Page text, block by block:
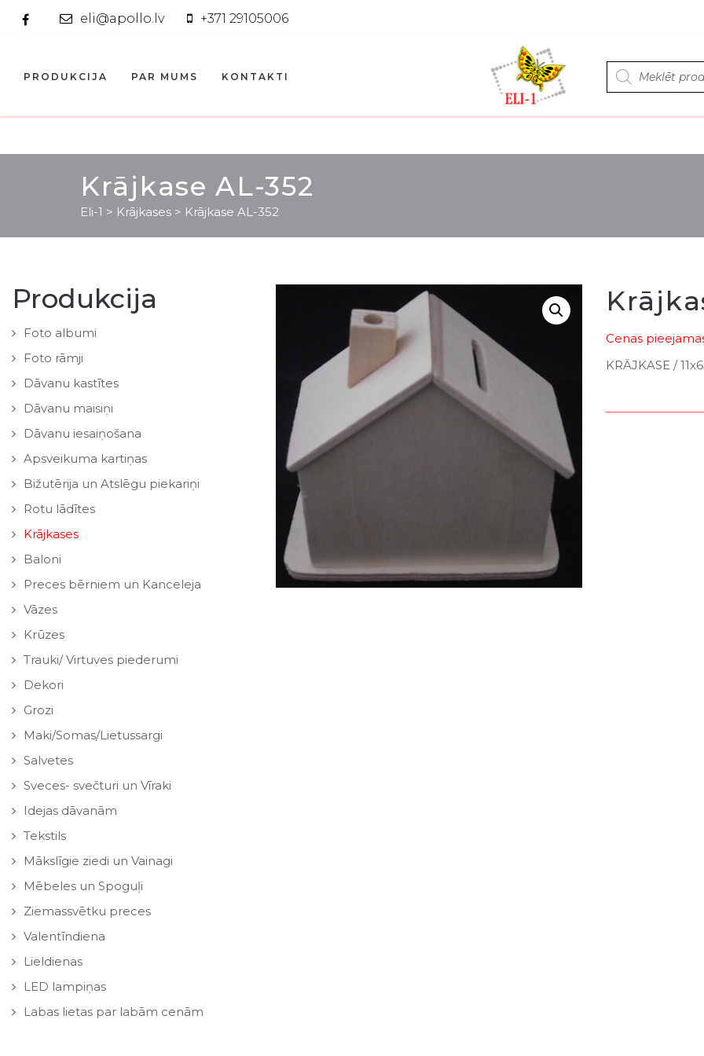
eli@apollo.lv +371 29105006
Products
search
PRODUKCIJA PAR MUMS KONTAKTI
Krājkase AL-352
Eli-1 > Krājkases > Krājkase AL-352
Produkcija
Foto albumi
Foto rāmji
Dāvanu kastītes
Dāvanu maisiņi
Dāvanu iesaiņošana
Apsveikuma kartiņas
Bižutērija un Atslēgu piekariņi
Rotu lādītes
Krājkases
Baloni
Preces bērniem un Kanceleja
Vāzes
Krūzes
Trauki/ Virtuves piederumi
Dekori
Grozi
Maki/Somas/Lietussargi
Salvetes
Sveces- svečturi un Vīraki
Idejas dāvanām
Tekstils
Mākslīgie ziedi un Vainagi
Mēbeles un Spoguļi
Ziemassvētku preces
Valentīndiena
Lieldienas
LED lampiņas
Labas lietas par labām cenām
Cenas
KRĀJKASE /